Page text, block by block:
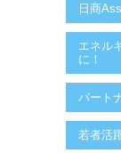
日商
エネル
に！
パート
若者活